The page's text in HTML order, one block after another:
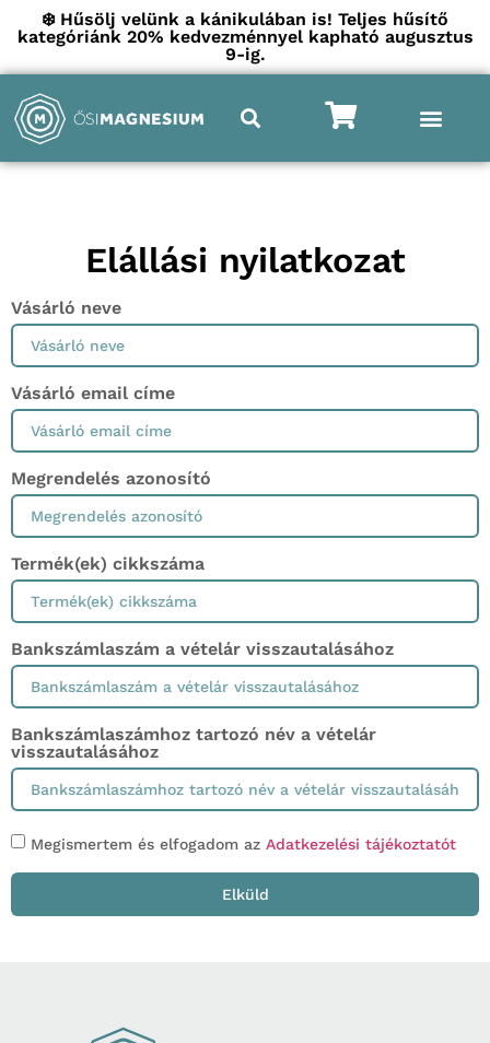
❄️ Hűsölj velünk a kánikulában is! Teljes hűsítő
kategóriánk 20% kedvezménnyel kapható augusztus
9-ig.
Elállási nyilatkozat
Vásárló neve
Vásárló email címe
Megrendelés azonosító
Termék(ek) cikkszáma
Bankszámlaszám a vételár visszautalásához
Bankszámlaszámhoz tartozó név a vételár
visszautalásához
Megismertem és elfogadom az Adatkezelési tájékoztatót
Elküld